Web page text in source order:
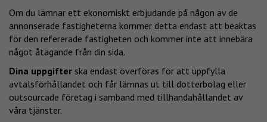
Om du lämnar ett ekonomiskt erbjudande på någon av de
annonserade fastigheterna kommer detta endast att beaktas
för den refererade fastigheten och kommer inte att innebära
något åtagande från din sida.
Dina uppgifter ska endast överföras för att uppfylla
avtalsförhållandet och får lämnas ut till dotterbolag eller
outsourcade företag i samband med tillhandahållandet av
våra tjänster.